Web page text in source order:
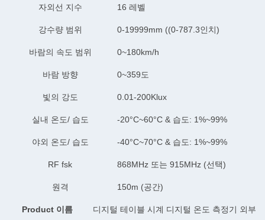
자외선 지수 16 레벨
강수량 범위 0-19999mm ((0-787.3인치)
바람의 속도 범위 0~180km/h
바람 방향 0~359도
빛의 강도 0.01-200Klux
실내 온도/ 습도 -20°C~60°C & 습도: 1%~99%
야외 온도/ 습도 -40°C~70°C & 습도: 1%~99%
RF fsk 868MHz 또는 915MHz (선택)
원격 150m (공간)
Product 이름 디지털 테이블 시계 디지털 온도 측정기 외부